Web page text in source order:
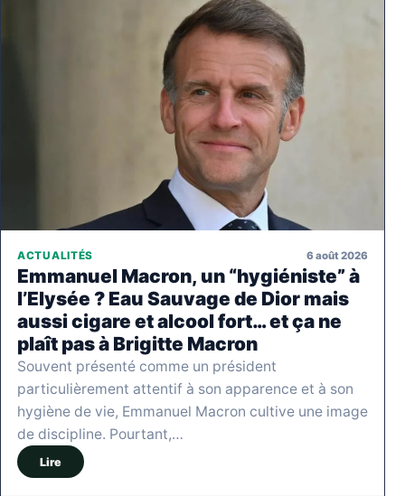
ACTUALITÉS 6 août 2026
Emmanuel Macron, un “hygiéniste” à
l’Elysée ? Eau Sauvage de Dior mais
aussi cigare et alcool fort… et ça ne
plaît pas à Brigitte Macron
Souvent présenté comme un président
particulièrement attentif à son apparence et à son
hygiène de vie, Emmanuel Macron cultive une image
de discipline. Pourtant,…
Lire